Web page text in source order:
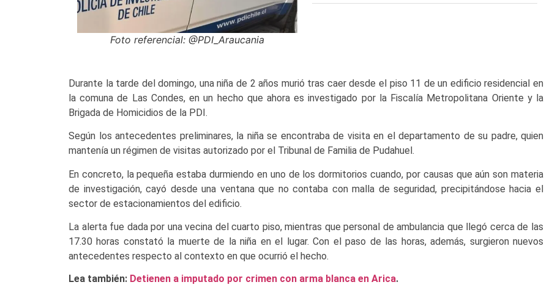
Foto referencial: @PDI_Araucania
Durante la tarde del domingo, una niña de 2 años murió tras caer desde el piso 11 de un edificio residencial en
la comuna de Las Condes, en un hecho que ahora es investigado por la Fiscalía Metropolitana Oriente y la
Brigada de Homicidios de la PDI.
Según los antecedentes preliminares, la niña se encontraba de visita en el departamento de su padre, quien
mantenía un régimen de visitas autorizado por el Tribunal de Familia de Pudahuel.
En concreto, la pequeña estaba durmiendo en uno de los dormitorios cuando, por causas que aún son materia
de investigación, cayó desde una ventana que no contaba con malla de seguridad, precipitándose hacia el
sector de estacionamientos del edificio.
La alerta fue dada por una vecina del cuarto piso, mientras que personal de ambulancia que llegó cerca de las
17.30 horas constató la muerte de la niña en el lugar. Con el paso de las horas, además, surgieron nuevos
antecedentes respecto al contexto en que ocurrió el hecho.
Lea también: Detienen a imputado por crimen con arma blanca en Arica.